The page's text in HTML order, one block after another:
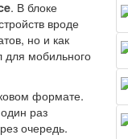
. В блоке
вроде
но и как
мобильного
формате.
раз
очередь.